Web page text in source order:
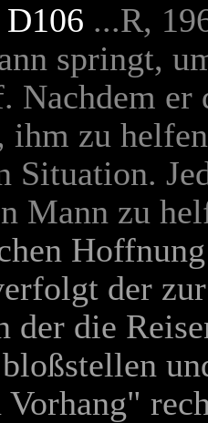
...R,
springt,
Nachdem
ihm zu
Situation.
Mann zu
der
der die
Vorhang"